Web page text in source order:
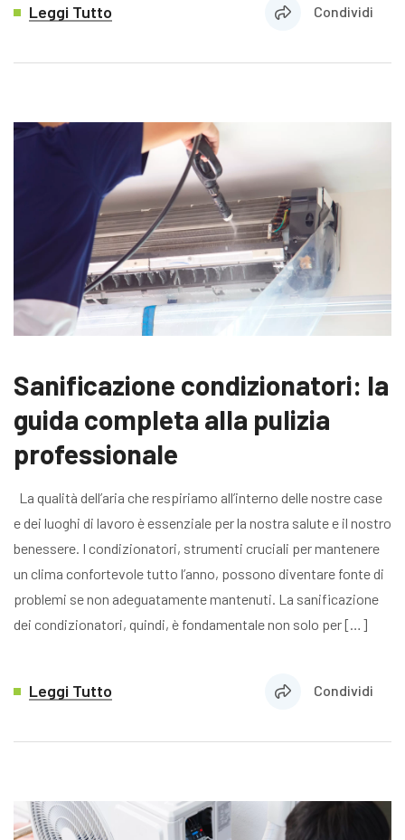
Leggi Tutto Condividi
Sanificazione condizionatori: la
guida completa alla pulizia
professionale
La qualità dell’aria che respiriamo all’interno delle nostre case
e dei luoghi di lavoro è essenziale per la nostra salute e il nostro
benessere. I condizionatori, strumenti cruciali per mantenere
un clima confortevole tutto l’anno, possono diventare fonte di
problemi se non adeguatamente mantenuti. La sanificazione
dei condizionatori, quindi, è fondamentale non solo per […]
Leggi Tutto Condividi